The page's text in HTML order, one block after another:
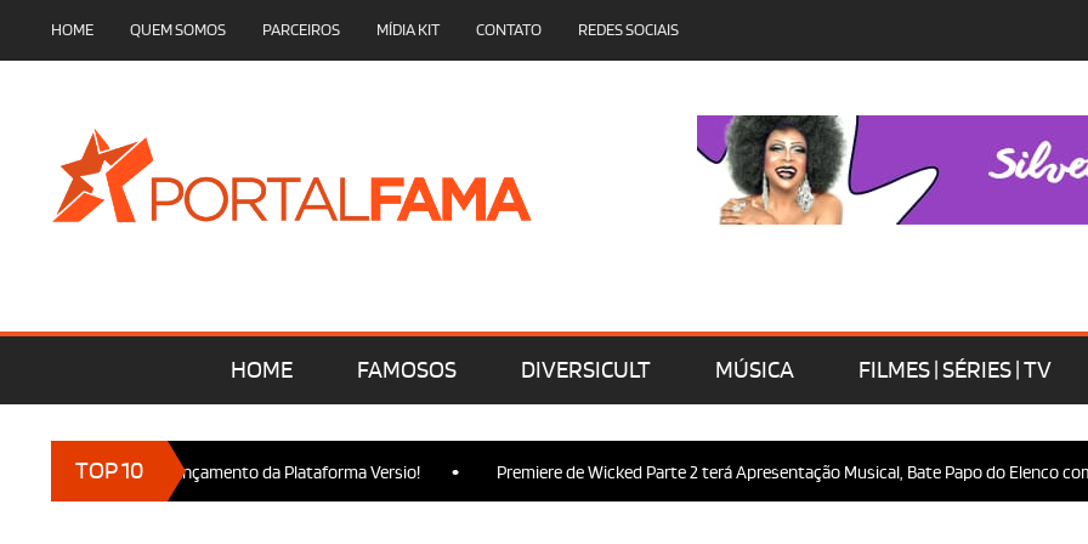
HOME QUEM SOMOS PARCEIROS MÍDIA KIT CONTATO REDES SOCIAIS
HOME FAMOSOS DIVERSICULT MÚSICA FILMES | SÉRIES | TV
TOP 10
presença no Lançamento da Plataforma Versio! • Premiere de Wicked Parte 2 terá Apresentação Musical, Bate Papo do Elenco com o